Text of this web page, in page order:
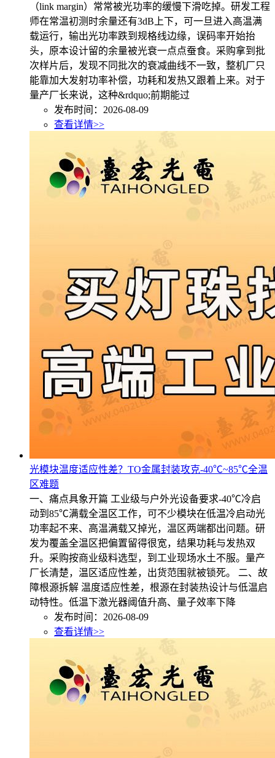
（link margin）常常被光功率的缓慢下滑吃掉。研发工程
师在常温初测时余量还有3dB上下，可一旦进入高温满
载运行，输出光功率跌到规格线边缘，误码率开始抬
头，原本设计留的余量被光衰一点点蚕食。采购拿到批
次样片后，发现不同批次的衰减曲线不一致，整机厂只
能靠加大发射功率补偿，功耗和发热又跟着上来。对于
量产厂长来说，这种&rdquo;前期能过
发布时间：2026-08-09
查看详情>>
光模块温度适应性差？TO金属封装攻克-40℃~85℃全温
区难题
一、痛点具象开篇 工业级与户外光设备要求-40℃冷启
动到85℃满载全温区工作，可不少模块在低温冷启动光
功率起不来、高温满载又掉光，温区两端都出问题。研
发为覆盖全温区把偏置留得很宽，结果功耗与发热双
升。采购按商业级料选型，到工业现场水土不服。量产
厂长清楚，温区适应性差，出货范围就被锁死。 二、故
障根源拆解 温度适应性差，根源在封装热设计与低温启
动特性。低温下激光器阈值升高、量子效率下降
发布时间：2026-08-09
查看详情>>